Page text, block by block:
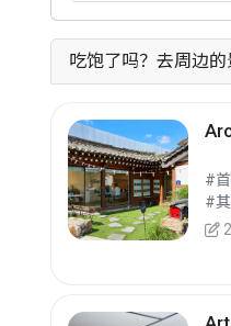
吃饱了吗？去周边的
#